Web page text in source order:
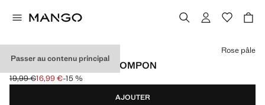
Passer au contenu principal
BONNET EN MAILLE À POMPON
Prix initial barré [19,99 € ]
19,99 €
Prix actuel [16,99 € ]
16,99 €-15 %
Choisissez une couleur
Rose pâle
AJOUTER